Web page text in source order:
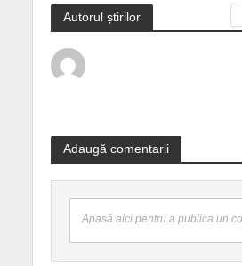
Autorul știrilor
Adaugă comentarii
Apasă aici pentru a publica un